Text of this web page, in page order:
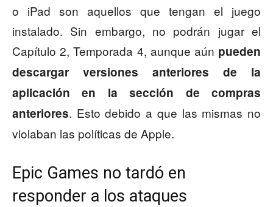
o iPad son aquellos que tengan el juego
instalado. Sin embargo, no podrán jugar el
Capítulo 2, Temporada 4, aunque aún pueden
descargar versiones anteriores de la
aplicación en la sección de compras
anteriores. Esto debido a que las mismas no
violaban las políticas de Apple.
Epic Games no tardó en
responder a los ataques